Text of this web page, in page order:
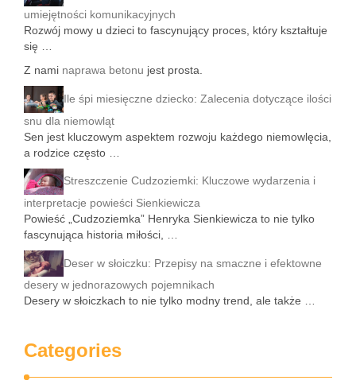
umiejętności komunikacyjnych
Rozwój mowy u dzieci to fascynujący proces, który kształtuje
się …
Z nami naprawa betonu jest prosta.
Ile śpi miesięczne dziecko: Zalecenia dotyczące ilości
snu dla niemowląt
Sen jest kluczowym aspektem rozwoju każdego niemowlęcia,
a rodzice często …
Streszczenie Cudzoziemki: Kluczowe wydarzenia i
interpretacje powieści Sienkiewicza
Powieść „Cudzoziemka” Henryka Sienkiewicza to nie tylko
fascynująca historia miłości, …
Deser w słoiczku: Przepisy na smaczne i efektowne
desery w jednorazowych pojemnikach
Desery w słoiczkach to nie tylko modny trend, ale także …
Categories